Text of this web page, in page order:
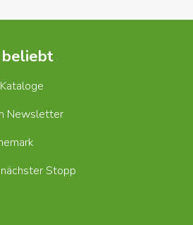
Newsletter
Stopp